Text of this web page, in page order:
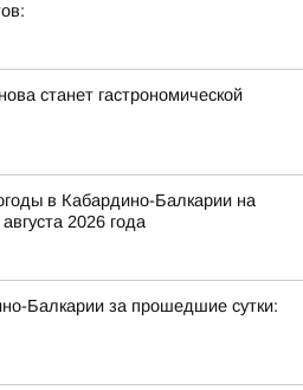
станет гастрономической
в Кабардино-Балкарии на
2026 года
Балкарии за прошедшие сутки: